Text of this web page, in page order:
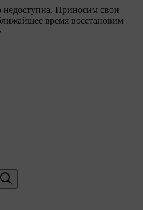
Приносим свои
время восстановим